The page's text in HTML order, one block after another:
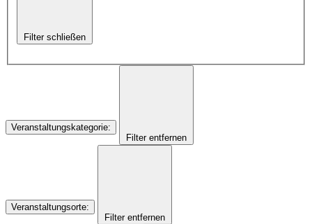
Filter schließen
Veranstaltungskategorie:
Filter entfernen
Veranstaltungsorte:
Filter entfernen